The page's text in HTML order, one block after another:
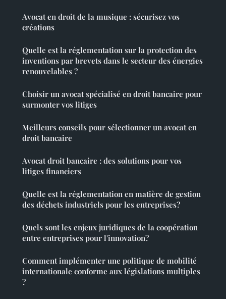
Avocat en droit de la musique : sécurisez vos
créations
Quelle est la réglementation sur la protection des
inventions par brevets dans le secteur des énergies
renouvelables ?
Choisir un avocat spécialisé en droit bancaire pour
surmonter vos litiges
Meilleurs conseils pour sélectionner un avocat en
droit bancaire
Avocat droit bancaire : des solutions pour vos
litiges financiers
Quelle est la réglementation en matière de gestion
des déchets industriels pour les entreprises?
Quels sont les enjeux juridiques de la coopération
entre entreprises pour l'innovation?
Comment implémenter une politique de mobilité
internationale conforme aux législations multiples
?